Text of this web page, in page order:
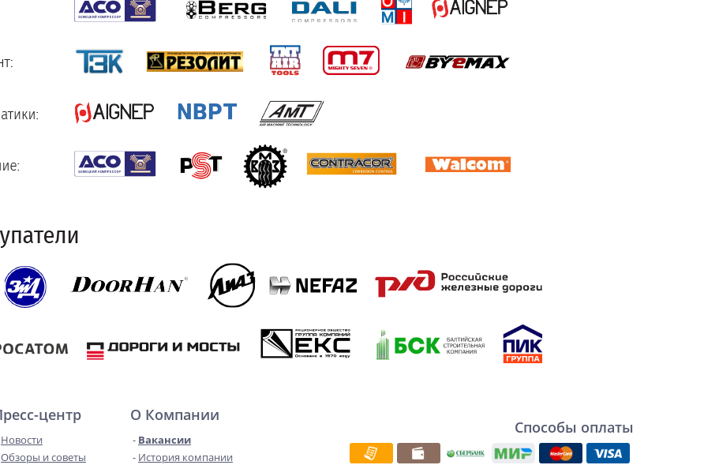
центр
Новости
Обзоры и советы
О Компании
Вакансии
История компании
Способы оплаты